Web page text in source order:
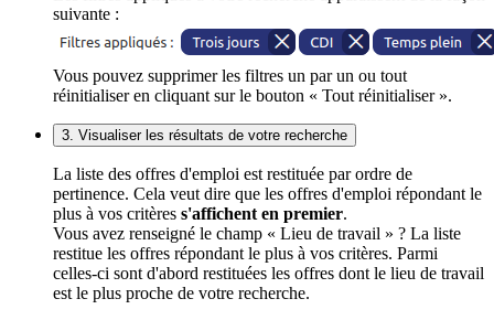
suivante :
Vous pouvez supprimer les filtres un par un ou tout
réinitialiser en cliquant sur le bouton « Tout réinitialiser ».
3. Visualiser les résultats de votre recherche
La liste des offres d'emploi est restituée par ordre de
pertinence. Cela veut dire que les offres d'emploi répondant le
plus à vos critères s'affichent en premier.
Vous avez renseigné le champ « Lieu de travail » ? La liste
restitue les offres répondant le plus à vos critères. Parmi
celles-ci sont d'abord restituées les offres dont le lieu de travail
est le plus proche de votre recherche.